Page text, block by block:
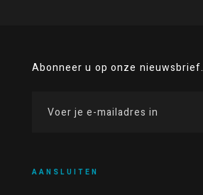
Abonneer u op onze nieuwsbrief.
AANSLUITEN